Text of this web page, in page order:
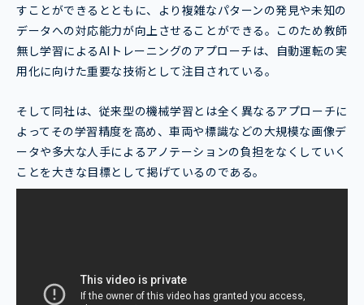
すことができるとともに、より複雑なパターンの発見や未知の
データへの対応能力が向上させることができる。このため教師
無し学習によるAIトレーニングのアプローチは、自動運転の実
用化に向けた重要な技術として注目されている。
そして同社は、従来型の機械学習とは全く異なるアプローチに
よってその学習精度を高め、車両や標識などの大規模な画像デ
ータや多大な人手によるアノテーションの負担をなくしていく
ことを大きな目標として掲げているのである。